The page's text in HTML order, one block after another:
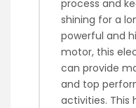
process and
shining for a
powerful and
motor, this
can provide
and top
activities. This